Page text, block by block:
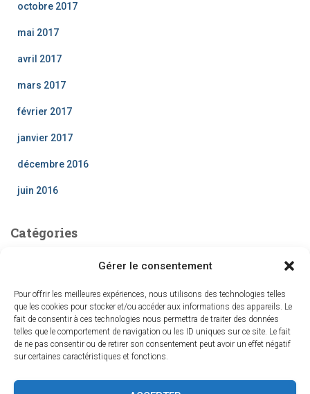
Gérer le consentement
Pour offrir les meilleures expériences, nous utilisons des technologies telles
que les cookies pour stocker et/ou accéder aux informations des appareils. Le
fait de consentir à ces technologies nous permettra de traiter des données
telles que le comportement de navigation ou les ID uniques sur ce site. Le fait
de ne pas consentir ou de retirer son consentement peut avoir un effet négatif
sur certaines caractéristiques et fonctions.
octobre 2017
mai 2017
avril 2017
mars 2017
février 2017
janvier 2017
décembre 2016
juin 2016
Catégories
Search
R
e
c
Rechercher…